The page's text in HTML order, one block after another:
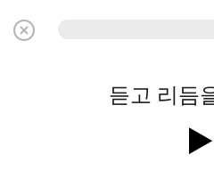
듣고 리듬